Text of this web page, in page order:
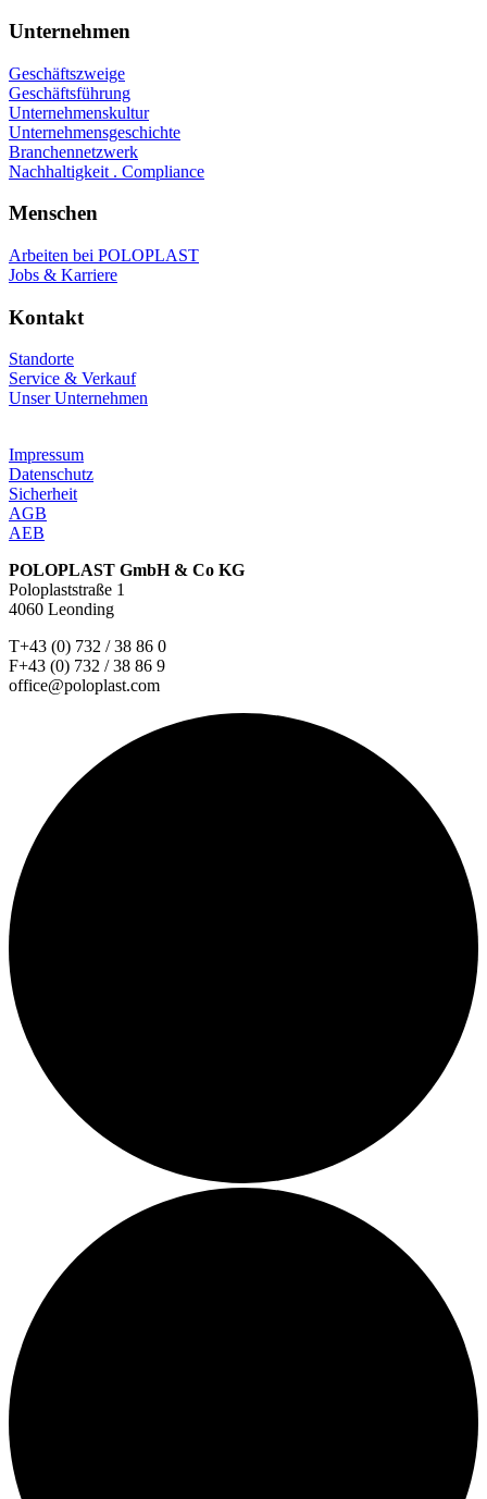
Unternehmen
Geschäftszweige
Geschäftsführung
Unternehmenskultur
Unternehmensgeschichte
Branchennetzwerk
Nachhaltigkeit . Compliance
Menschen
Arbeiten bei POLOPLAST
Jobs & Karriere
Kontakt
Standorte
Service & Verkauf
Unser Unternehmen
Impressum
Datenschutz
Sicherheit
AGB
AEB
POLOPLAST GmbH & Co KG
Poloplaststraße 1
4060 Leonding
T+43 (0) 732 / 38 86 0
F+43 (0) 732 / 38 86 9
office@poloplast.com